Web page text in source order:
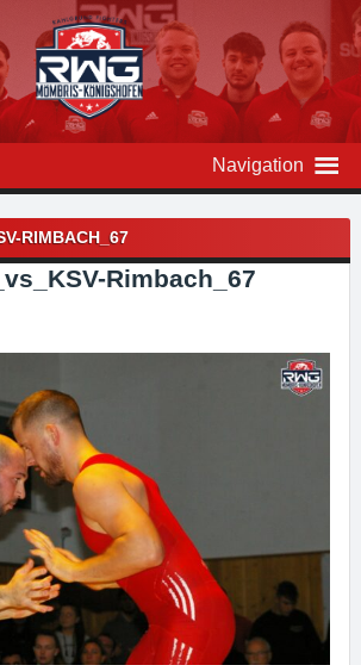
Navigation
RIMBACH_67
Rimbach_67